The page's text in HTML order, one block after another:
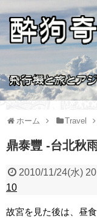
ホーム Travel
鼎泰豐 -台北秋
2010/11/24(水)
10
故宮を見た後は、昼